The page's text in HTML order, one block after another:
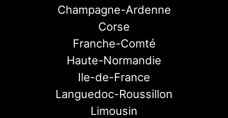
Champagne-Ardenne
Corse
Franche-Comté
Haute-Normandie
Ile-de-France
Languedoc-Roussillon
Limousin